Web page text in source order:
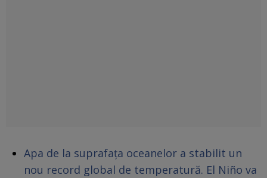
Apa de la suprafața oceanelor a stabilit un
nou record global de temperatură. El Niño va